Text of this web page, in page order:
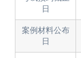
日
案例材料公布
日